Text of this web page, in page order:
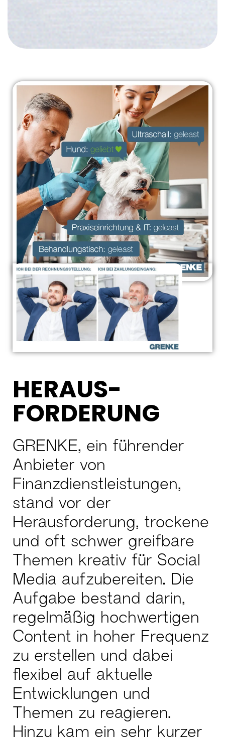
HERAUS-
FORDERUNG
GRENKE, ein führender
Anbieter von
Finanzdienstleistungen,
stand vor der
Herausforderung, trockene
und oft schwer greifbare
Themen kreativ für Social
Media aufzubereiten. Die
Aufgabe bestand darin,
regelmäßig hochwertigen
Content in hoher Frequenz
zu erstellen und dabei
flexibel auf aktuelle
Entwicklungen und
Themen zu reagieren.
Hinzu kam ein sehr kurzer